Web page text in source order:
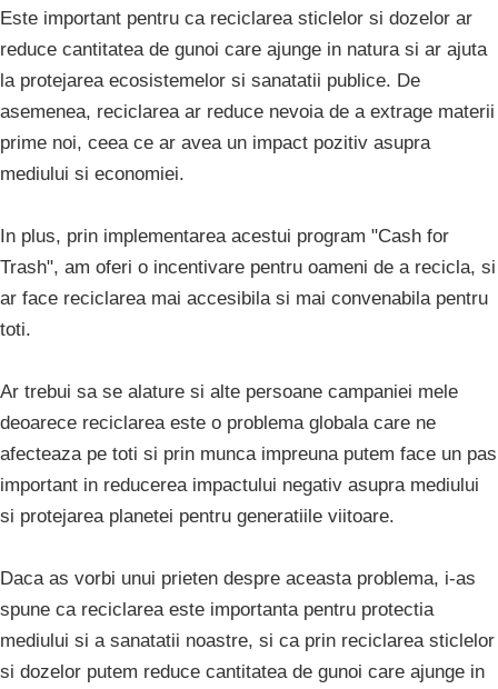
Este important pentru ca reciclarea sticlelor si dozelor ar
reduce cantitatea de gunoi care ajunge in natura si ar ajuta
la protejarea ecosistemelor si sanatatii publice. De
asemenea, reciclarea ar reduce nevoia de a extrage materii
prime noi, ceea ce ar avea un impact pozitiv asupra
mediului si economiei.
In plus, prin implementarea acestui program "Cash for
Trash", am oferi o incentivare pentru oameni de a recicla, si
ar face reciclarea mai accesibila si mai convenabila pentru
toti.
Ar trebui sa se alature si alte persoane campaniei mele
deoarece reciclarea este o problema globala care ne
afecteaza pe toti si prin munca impreuna putem face un pas
important in reducerea impactului negativ asupra mediului
si protejarea planetei pentru generatiile viitoare.
Daca as vorbi unui prieten despre aceasta problema, i-as
spune ca reciclarea este importanta pentru protectia
mediului si a sanatatii noastre, si ca prin reciclarea sticlelor
si dozelor putem reduce cantitatea de gunoi care ajunge in